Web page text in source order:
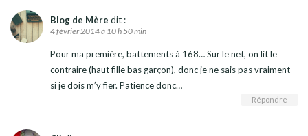
Blog de Mère dit :
4 février 2014 à 10 h 50 min
Pour ma première, battements à 168… Sur le net, on lit le
contraire (haut fille bas garçon), donc je ne sais pas vraiment
si je dois m’y fier. Patience donc…
Répondre